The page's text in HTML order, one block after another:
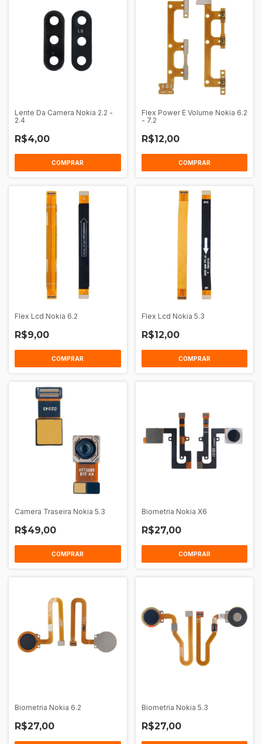
Lente Da Camera Nokia 2.2 -
2.4
R$4,00
COMPRAR
Flex Power E Volume Nokia 6.2
- 7.2
R$12,00
Flex Lcd Nokia 6.2
R$9,00
Flex Lcd Nokia 5.3
R$12,00
Camera Traseira Nokia 5.3
R$49,00
Biometria Nokia X6
R$27,00
COMPRAR
Biometria Nokia 6.2
R$27,00
Biometria Nokia 5.3
R$27,00